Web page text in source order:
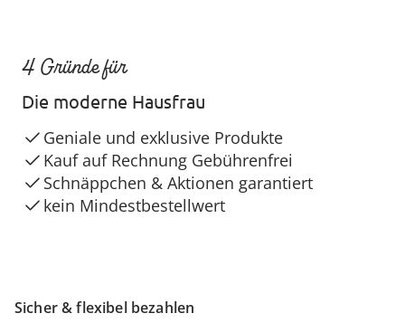
Sicher & flexibel bezahlen
4 Gründe für
Die moderne Hausfrau
Geniale und exklusive Produkte
Kauf auf Rechnung Gebührenfrei
Schnäppchen & Aktionen garantiert
kein Mindestbestellwert